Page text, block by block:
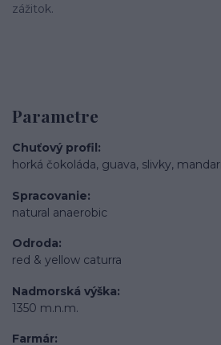
zážitok.
Parametre
Chuťový profil
horká čokoláda, guava, slivky,
Spracovanie
natural anaerobic
Odroda
red & yellow caturra
Nadmorská výška
1350 m.n.m.
Farmár